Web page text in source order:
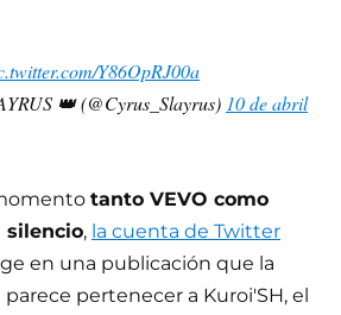
Y86OpRJ00a
👑 (@Cyrus_Slayrus) 10 de abril
tanto VEVO como
silencio, la cuenta de Twitter
en una publicación que la
pertenecer a Kuroi'SH, el